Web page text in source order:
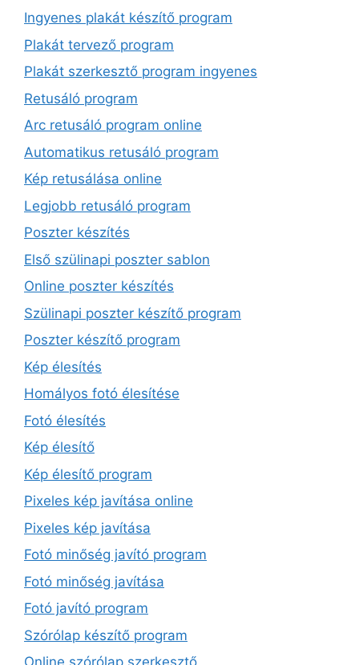
Ingyenes plakát készítő program
Plakát tervező program
Plakát szerkesztő program ingyenes
Retusáló program
Arc retusáló program online
Automatikus retusáló program
Kép retusálása online
Legjobb retusáló program
Poszter készítés
Első szülinapi poszter sablon
Online poszter készítés
Szülinapi poszter készítő program
Poszter készítő program
Kép élesítés
Homályos fotó élesítése
Fotó élesítés
Kép élesítő
Kép élesítő program
Pixeles kép javítása online
Pixeles kép javítása
Fotó minőség javító program
Fotó minőség javítása
Fotó javító program
Szórólap készítő program